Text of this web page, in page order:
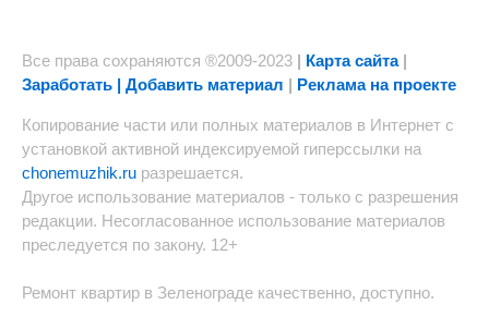
Все права сохраняются ®2009-2023 | Карта сайта|
Заработать | Добавить материал | Реклама на проекте
Копирование части или полных материалов в Интернет с
установкой активной индексируемой гиперссылки на
chonemuzhik.ru разрешается.
Другое использование материалов - только с разрешения
редакции. Несогласованное использование материалов
преследуется по закону. 12+
Ремонт квартир в Зеленограде качественно, доступно.